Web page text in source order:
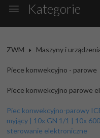
Kategorie
ZWM Maszyny i
Piece konwekcyjno - parowe
Piece konwekcyjno parowe
Piec konwekcyjno-parowy
myjący | 10x GN 1/1 | 10x
sterowanie elektroniczne